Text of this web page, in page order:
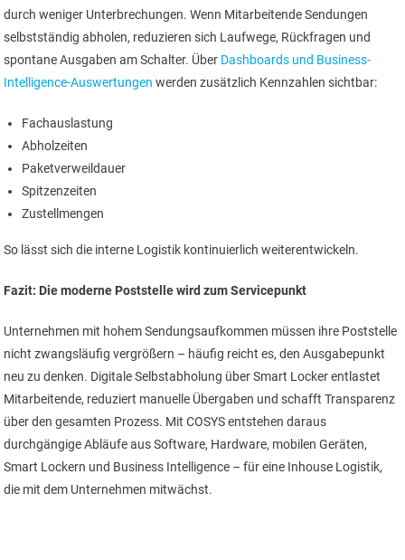
durch weniger Unterbrechungen. Wenn Mitarbeitende Sendungen
selbstständig abholen, reduzieren sich Laufwege, Rückfragen und
spontane Ausgaben am Schalter. Über Dashboards und Business-
Intelligence-Auswertungen werden zusätzlich Kennzahlen sichtbar:
Fachauslastung
Abholzeiten
Paketverweildauer
Spitzenzeiten
Zustellmengen
So lässt sich die interne Logistik kontinuierlich weiterentwickeln.
Fazit: Die moderne Poststelle wird zum Servicepunkt
Unternehmen mit hohem Sendungsaufkommen müssen ihre Poststelle
nicht zwangsläufig vergrößern – häufig reicht es, den Ausgabepunkt
neu zu denken. Digitale Selbstabholung über Smart Locker entlastet
Mitarbeitende, reduziert manuelle Übergaben und schafft Transparenz
über den gesamten Prozess. Mit COSYS entstehen daraus
durchgängige Abläufe aus Software, Hardware, mobilen Geräten,
Smart Lockern und Business Intelligence – für eine Inhouse Logistik,
die mit dem Unternehmen mitwächst.